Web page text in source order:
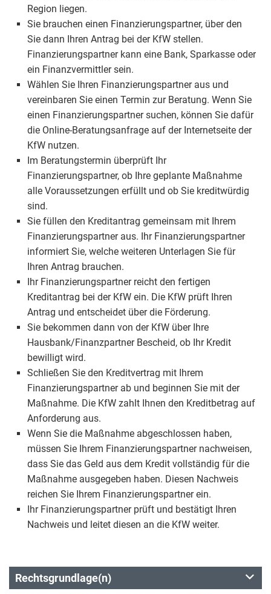
Region liegen.
Sie brauchen einen Finanzierungspartner, über den
Sie dann Ihren Antrag bei der KfW stellen.
Finanzierungspartner kann eine Bank, Sparkasse oder
ein Finanzvermittler sein.
Wählen Sie Ihren Finanzierungspartner aus und
vereinbaren Sie einen Termin zur Beratung. Wenn Sie
einen Finanzierungspartner suchen, können Sie dafür
die Online-Beratungsanfrage auf der Internetseite der
KfW nutzen.
Im Beratungstermin überprüft Ihr
Finanzierungspartner, ob Ihre geplante Maßnahme
alle Voraussetzungen erfüllt und ob Sie kreditwürdig
sind.
Sie füllen den Kreditantrag gemeinsam mit Ihrem
Finanzierungspartner aus. Ihr Finanzierungspartner
informiert Sie, welche weiteren Unterlagen Sie für
Ihren Antrag brauchen.
Ihr Finanzierungspartner reicht den fertigen
Kreditantrag bei der KfW ein. Die KfW prüft Ihren
Antrag und entscheidet über die Förderung.
Sie bekommen dann von der KfW über Ihre
Hausbank/Finanzpartner Bescheid, ob Ihr Kredit
bewilligt wird.
Schließen Sie den Kreditvertrag mit Ihrem
Finanzierungspartner ab und beginnen Sie mit der
Maßnahme. Die KfW zahlt Ihnen den Kreditbetrag auf
Anforderung aus.
Wenn Sie die Maßnahme abgeschlossen haben,
müssen Sie Ihrem Finanzierungspartner nachweisen,
dass Sie das Geld aus dem Kredit vollständig für die
Maßnahme ausgegeben haben. Diesen Nachweis
reichen Sie Ihrem Finanzierungspartner ein.
Ihr Finanzierungspartner prüft und bestätigt Ihren
Nachweis und leitet diesen an die KfW weiter.
Rechtsgrundlage(n)